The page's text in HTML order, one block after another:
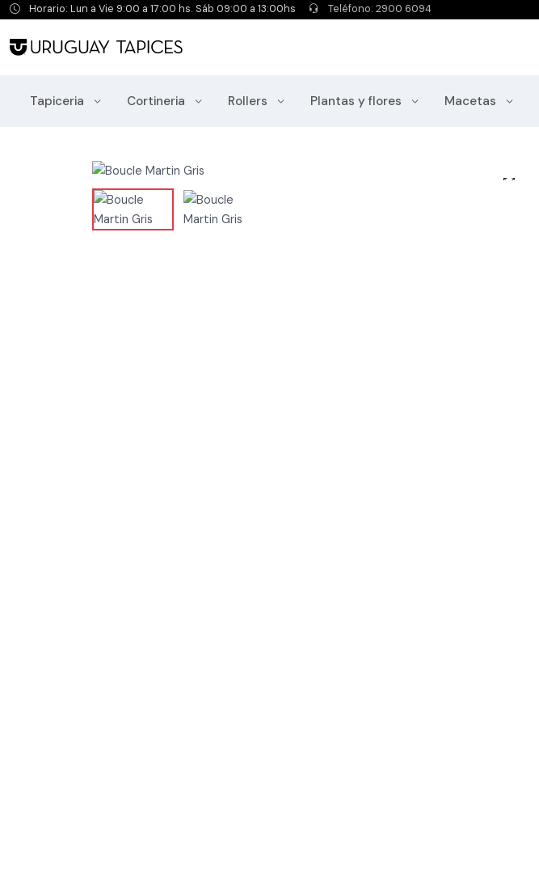
Horario: Lun a Vie 9:00 a 17:00 hs. Sáb 09:00 a 13:00hs Teléfono: 2900 6094
Tapiceria Cortineria Rollers Plantas y flores Macetas